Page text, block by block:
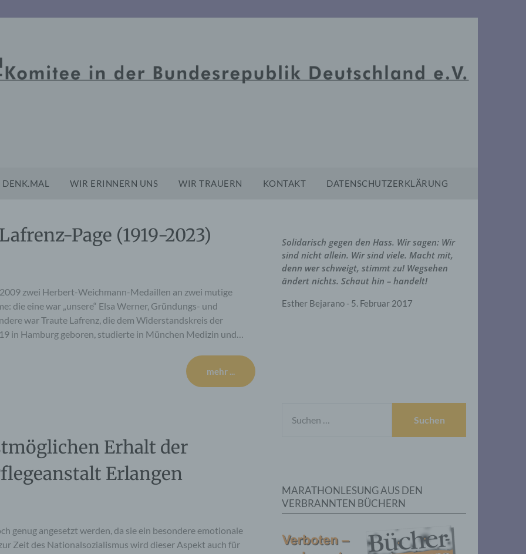
DENK.MAL WIR ERINNERN UNS WIR TRAUERN KONTAKT DATENSCHUTZERKLÄRUNG
Page (1919-2023)
zwei Herbert-Weichmann-Medaillen an zwei mutige
die eine war „unsere“ Elsa Werner, Gründungs- und
war Traute Lafrenz, die dem Widerstandskreis der
in Hamburg geboren, studierte in München Medizin und…
mehr ...
Erhalt der
Erlangen
genug angesetzt werden, da sie ein besondere emotionale
Zeit des Nationalsozialismus wird dieser Aspekt auch für
Solidarisch gegen den Hass. Wir sagen: Wir
sind nicht allein. Wir sind viele. Macht mit,
denn wer schweigt, stimmt zu! Wegsehen
ändert nichts. Schaut hin – handelt!
Esther Bejarano - 5. Februar 2017
NACH:
MARATHONLESUNG AUS DEN
VERBRANNTEN BÜCHERN